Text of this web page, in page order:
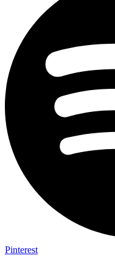
Pinterest